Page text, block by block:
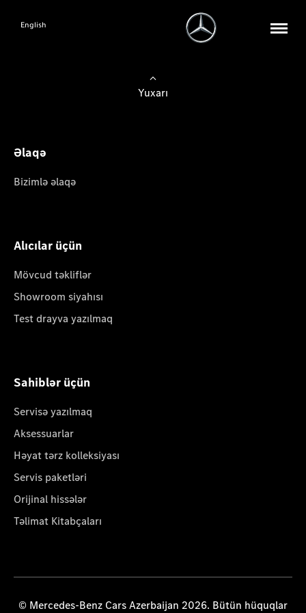
English
Yuxarı
Əlaqə
Bizimlə əlaqə
Alıcılar üçün
Mövcud təkliflər
Showroom siyahısı
Test drayva yazılmaq
Sahiblər üçün
Servisə yazılmaq
Aksessuarlar
Həyat tərz kolleksiyası
Servis paketləri
Orijinal hissələr
Təlimat Kitabçaları
© Mercedes-Benz Cars Azerbaijan 2026. Bütün hüquqlar